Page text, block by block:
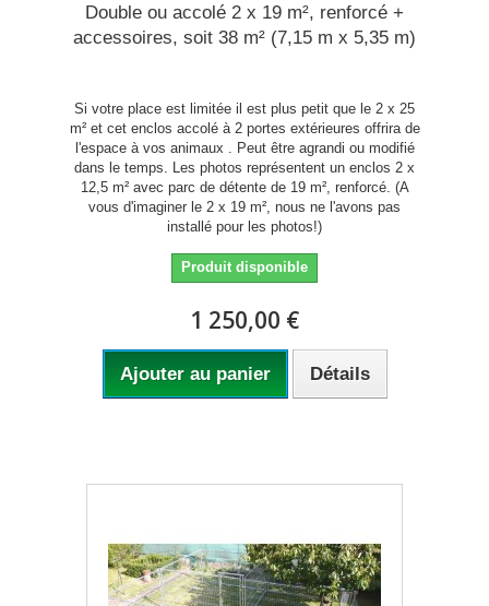
Double ou accolé 2 x 19 m², renforcé +
accessoires, soit 38 m² (7,15 m x 5,35 m)
Si votre place est limitée il est plus petit que le 2 x 25
m² et cet enclos accolé à 2 portes extérieures offrira de
l'espace à vos animaux . Peut être agrandi ou modifié
dans le temps. Les photos représentent un enclos 2 x
12,5 m² avec parc de détente de 19 m², renforcé. (A
vous d'imaginer le 2 x 19 m², nous ne l'avons pas
installé pour les photos!)
Produit disponible
1 250,00 €
Ajouter au panier Détails